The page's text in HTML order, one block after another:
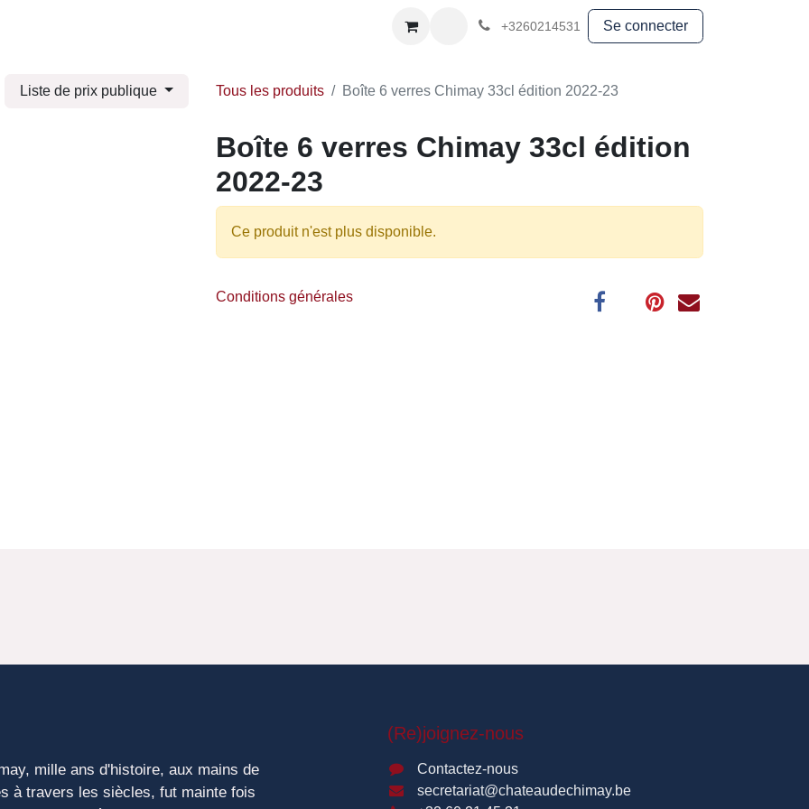
Souvenirs Textile
+3260214531 Se connecter
Liste de prix publique Tous les produits Boîte 6 verres Chimay 33cl édition 2022-23
Boîte 6 verres Chimay 33cl édition
2022-23
Ce produit n'est plus disponible.
Conditions générales
mille ans d'histoire, aux mains de
à travers les siècles, fut mainte fois
(Re)joignez-nous
Contactez-nous
secretariat@chateaudechimay.be